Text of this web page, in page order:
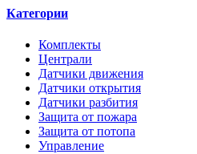
Категории
Комплекты
Централи
Датчики движения
Датчики открытия
Датчики разбития
Защита от пожара
Защита от потопа
Управление